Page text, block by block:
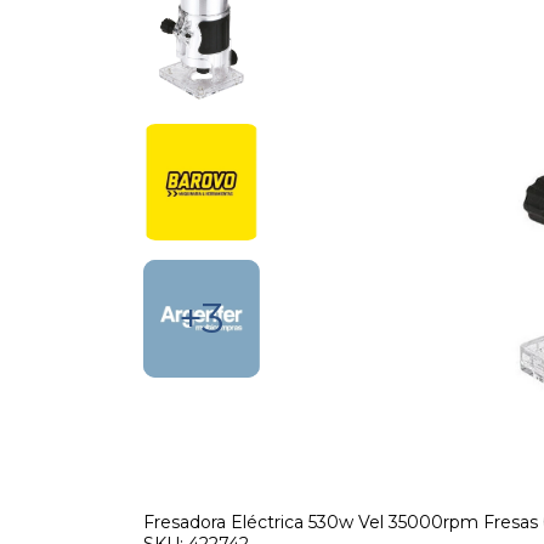
+3
Fresadora Eléctrica 530w Vel 35000rpm